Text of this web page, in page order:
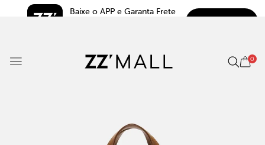
Baixe o APP e Garanta Frete
0